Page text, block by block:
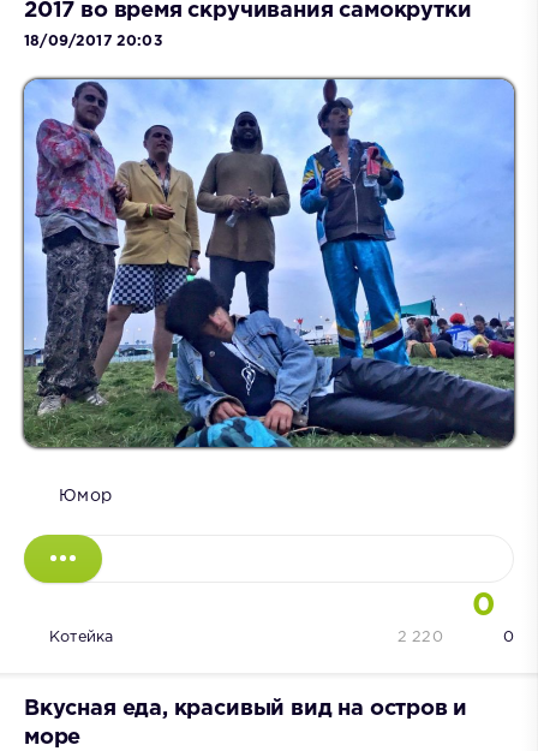
2017 во время скручивания самокрутки
18/09/2017 20:03
Юмор
0
Котейка 0
2 220
Вкусная еда, красивый вид на остров и
море